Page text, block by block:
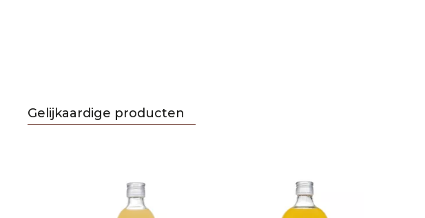
Gelijkaardige producten